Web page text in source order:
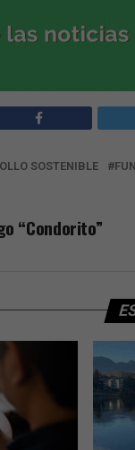
SOSTENIBLE
“Condorito”